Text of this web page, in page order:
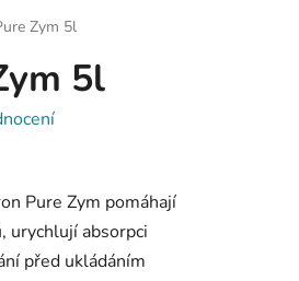
Zym 5l
5l
Pure Zym pomáhají
urychlují absorpci
před ukládáním